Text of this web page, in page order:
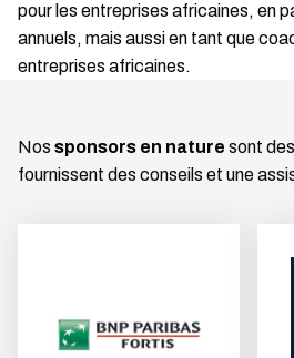
pour les entreprises africaines, en
annuels, mais aussi en tant que
entreprises africaines.
Nos sponsors en nature sont
fournissent des conseils et une